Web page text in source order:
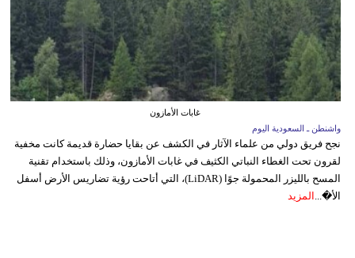
غابات الأمازون
واشنطن ـ السعودية اليوم
نجح فريق دولي من علماء الآثار في الكشف عن بقايا حضارة قديمة كانت مخفية
لقرون تحت الغطاء النباتي الكثيف في غابات الأمازون، وذلك باستخدام تقنية
المسح بالليزر المحمولة جوًا (LiDAR)، التي أتاحت رؤية تضاريس الأرض أسفل
الأ�... المزيد